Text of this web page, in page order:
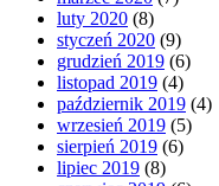
luty 2020 (8)
styczeń 2020 (9)
grudzień 2019 (6)
listopad 2019 (4)
październik 2019 (4)
wrzesień 2019 (5)
sierpień 2019 (6)
lipiec 2019 (8)